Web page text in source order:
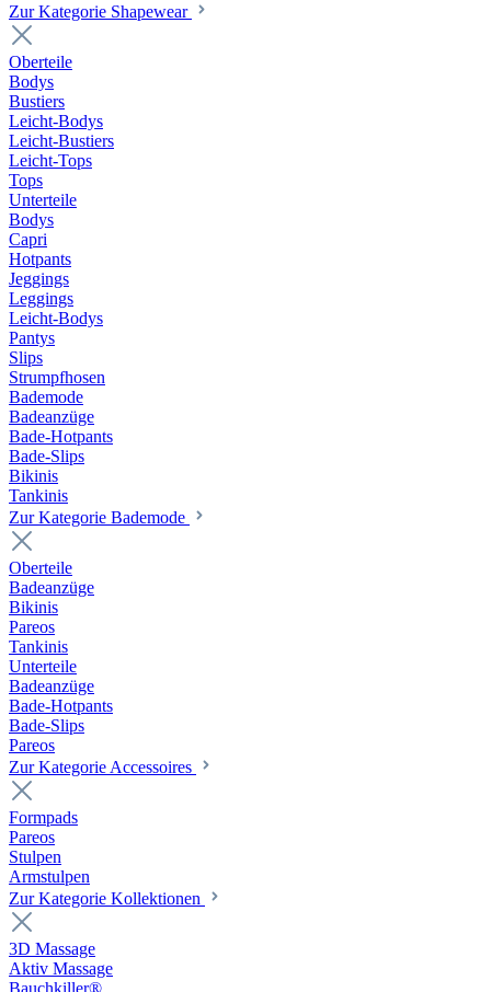
Zur Kategorie Shapewear
Oberteile
Bodys
Bustiers
Leicht-Bodys
Leicht-Bustiers
Leicht-Tops
Tops
Unterteile
Bodys
Capri
Hotpants
Jeggings
Leggings
Leicht-Bodys
Pantys
Slips
Strumpfhosen
Bademode
Badeanzüge
Bade-Hotpants
Bade-Slips
Bikinis
Tankinis
Zur Kategorie Bademode
Oberteile
Badeanzüge
Bikinis
Pareos
Tankinis
Unterteile
Badeanzüge
Bade-Hotpants
Bade-Slips
Pareos
Zur Kategorie Accessoires
Formpads
Pareos
Stulpen
Armstulpen
Zur Kategorie Kollektionen
3D Massage
Aktiv Massage
Bauchkiller®